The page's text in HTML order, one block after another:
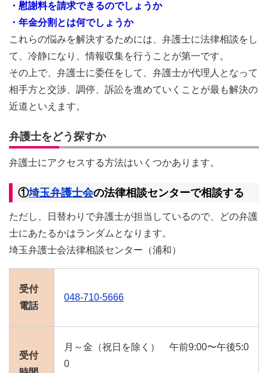
・慰謝料を請求できるのでしょうか
・年金分割とは何でしょうか
これらの悩みを解決するためには、弁護士に法律相談をし
て、冷静になり、情報収集を行うことが第一です。
その上で、弁護士に委任をして、弁護士が代理人となって
相手方と交渉、調停、訴訟を進めていくことが最も解決の
近道といえます。
弁護士をどう探すか
弁護士にアクセスする方法はいくつかあります。
①埼玉弁護士会の法律相談センターで相談する
ただし、日替わりで弁護士が担当しているので、どの弁護
士にあたるかはランダムとなります。
埼玉弁護士会法律相談センター（浦和）
受付
電話
048-710-5666
受付
月～金（祝日を除く） 午前9:00〜午後5:0
0